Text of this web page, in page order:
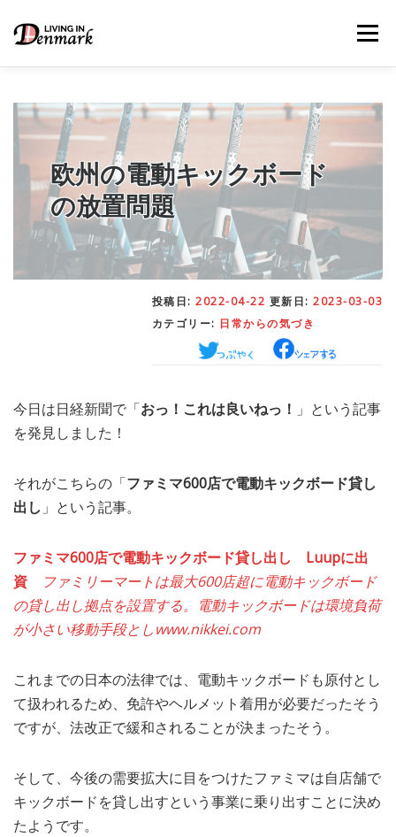
メニュー
LIFE TIPS – 生活便利帳 FOOD – ごはん事情
STUDY– 留学関連情報
WORK– デンマークの働き方
– 日本人の考察
MEDIA– メディア掲載 TRAVEL – 旅行
EVERYDAY– 日常ブログ
欧州の電動キックボード
の放置問題
投稿日: 2022-04-22 更新日: 2023-03-03
カテゴリー: 日常からの気づき
今日は日経新聞で「おっ！これは良いねっ！ 」という記事
を発見しました！
それがこちらの「ファミマ600店で電動キックボード貸し
出し 」という記事。
ファミマ600店で電動キックボード貸し出し Luupに出
資
ファミリーマートは最大600店超に電動キックボード
の貸し出し拠点を設置する。電動キックボードは環境負荷
が小さい移動手段としwww.nikkei.com
これまでの日本の法律では、電動キックボードも原付とし
て扱われるため、免許やヘルメット着用が必要だったそう
ですが、法改正で緩和されることが決まったそう。
そして、今後の需要拡大に目をつけたファミマは自店舗で
キックボードを貸し出すという事業に乗り出すことに決め
たようです。